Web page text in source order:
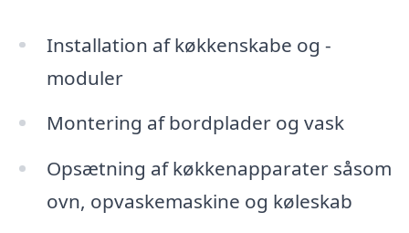
Installation af køkkenskabe og -
moduler
Montering af bordplader og vask
Opsætning af køkkenapparater såsom
ovn, opvaskemaskine og køleskab